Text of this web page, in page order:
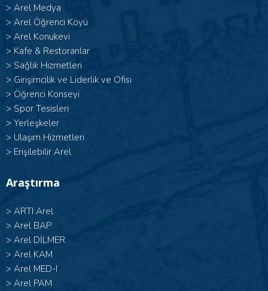
> Arel Medya
> Arel Öğrenci Köyü
> Arel Konukevi
> Kafe & Restoranlar
> Sağlık Hizmetleri
> Girişimcilik ve Liderlik ve Ofisi
> Öğrenci Konseyi
> Spor Tesisleri
> Yerleşkeler
> Ulaşım Hizmetleri
> Erişilebilir Arel
Araştırma
> ARTI Arel
> Arel BAP
> Arel DİLMER
> Arel KAM
> Arel MED-I
> Arel PAM